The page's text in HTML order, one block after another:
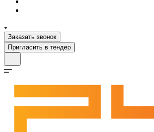
Заказать звонок
Пригласить в тендер